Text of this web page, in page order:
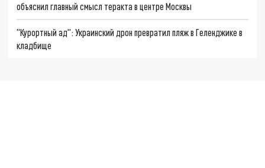
объяснил главный смысл теракта в центре Москвы
"Курортный ад": Украинский дрон превратил пляж в Геленджике в
кладбище